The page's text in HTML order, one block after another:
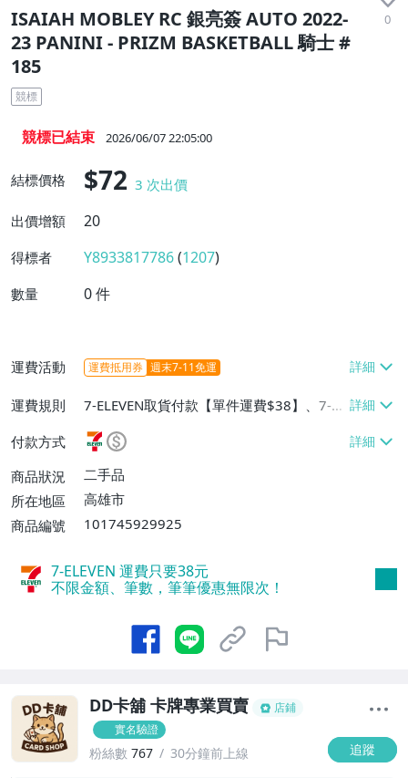
ISAIAH MOBLEY RC 銀亮簽 AUTO 2022-
23 PANINI - PRIZM BASKETBALL 騎士 #
185
0
競標
競標已結束 2026/06/07 22:05:00
結標價格 $72 3 次出價
出價增額
20
得標者 Y8933817786(1207)
數量 0件
運費活動 運費抵用券 週末7-11免運
運費規則
7-ELEVEN取貨付款【單件運費$38】、7-EL
EVEN取貨不付款【單件運費$38】、面交/
自取/不寄送【免運費】
付款方式
商品狀況
二手品
所在地區
高雄市
商品編號
101745929925
7-ELEVEN 運費只要38元
不限金額、筆數，筆筆優惠無限次！
DD卡舖 卡牌專業買賣
店鋪
實名驗證
粉絲數 767 30分鐘前上線 追蹤